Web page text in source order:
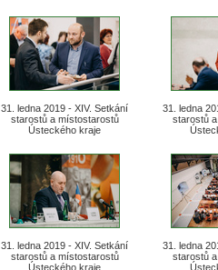
31. ledna 2019 - XIV. Setkání
starostů a místostarostů
Ústeckého kraje
31. ledna
starostů
31. ledna 2019 - XIV. Setkání
starostů a místostarostů
Ústeckého kraje
31. ledna
starostů